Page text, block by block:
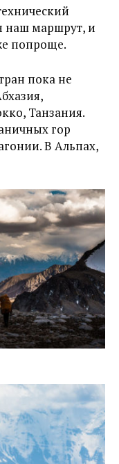
наш маршрут, и
попроще.
пока не
Танзания.
гор
В Альпах,